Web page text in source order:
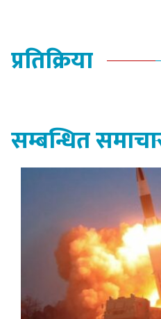
प्रतिक्रिया
सम्बन्धित